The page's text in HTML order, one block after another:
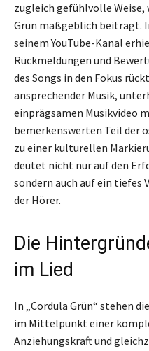
zugleich gefühlvolle
Grün maßgeblich beiträgt.
seinem YouTube-Kanal
Rückmeldungen und
des Songs in den Fokus
ansprechender Musik,
einprägsamen Musikvideo
bemerkenswerten Teil der
zu einer kulturellen
deutet nicht nur auf den
sondern auch auf ein tiefes
der Hörer.
Die
im Lied
In „Cordula Grün“ stehen
im Mittelpunkt einer
Anziehungskraft und